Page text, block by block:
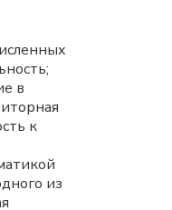
в
к
из